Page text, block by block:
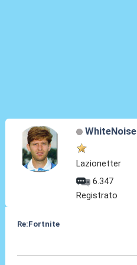
WhiteNoise
Lazionetter
6.347
Registrato
Re:Fortnite